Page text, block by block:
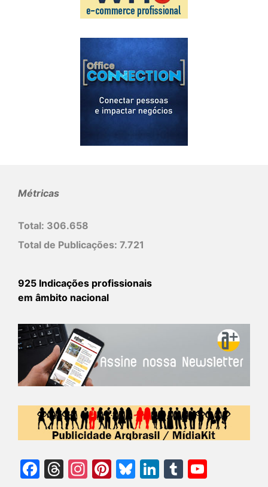
Métricas
Total: 306.658
Total de Publicações: 7.721
925 Indicações profissionais
em âmbito nacional
Facebook
Threads
Instagram
Pinterest
Bluesky
LinkedIn
Tumblr